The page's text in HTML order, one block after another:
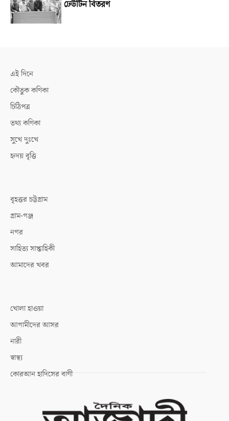
ঢেউটিন বিতরণ
এই দিনে
কৌতুক কণিকা
চিঠিপত্র
তথ্য কণিকা
সুখে দুঃখে
হৃদয় বৃত্তি
বৃহত্তর চট্টগ্রাম
গ্রাম-গঞ্জ
নগর
সাহিত্য সাপ্তাহিকী
আমাদের খবর
খোলা হাওয়া
আগামীদের আসর
নারী
স্বাস্থ্য
কোরআন হাদিসের বাণী